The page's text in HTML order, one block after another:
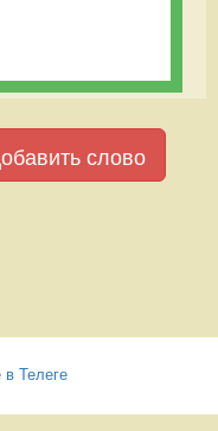
слово
в Телеге